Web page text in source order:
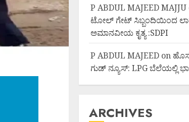
P ABDUL MAJEED MAJJU
ಟೋಲ್ ಗೇಟ್ ಸಿಬ್ಬಂದಿಯಿಂದ
ಅಮಾನವೀಯ ಕೃತ್ಯ :SDPI
P ABDUL MAJEEDon
ಗುಡ್ ನ್ಯೂಸ್: LPG ಬೆಲೆಯಲ್ಲಿ
ARCHIVES